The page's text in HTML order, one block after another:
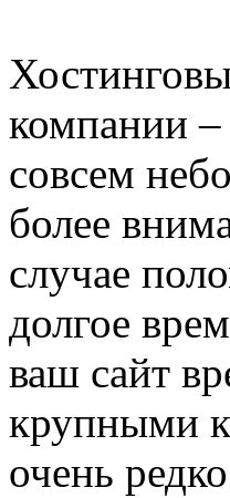
компании –
совсем
более
случае
долгое
ваш сайт
крупными
очень